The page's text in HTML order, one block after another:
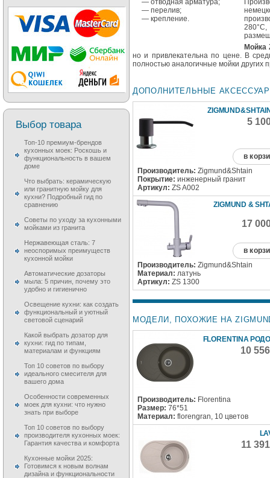
— перелив;
— крепление.
Мойка
но и привлекательна по цене. В
полностью аналогичные мойки других
ДОПОЛНИТЕЛЬНЫЕ
5
в
Производитель: Zigmund&Shtain
Покрытие: инженерный гранит
Артикул: ZS A002
ZIGMUND &
17
в
Производитель: Zigmund&Shtain
Материал: латунь
Артикул: ZS 1300
МОДЕЛИ, ПОХОЖИЕ НА ZIGMUND
FLORENTINA
10
Производитель: Florentina
Размер: 76*51
Материал: florengran, 10 цветов
11
Выбор товара
Топ-10 премиум-брендов
кухонных моек: Роскошь и
функциональность в вашем
доме
Что выбрать: керамическую
или гранитную мойку для
кухни? Подробный гид по
сравнению
Советы по уходу за кухонными
мойками из гранита
Нержавеющая сталь: 7
неоспоримых преимуществ
кухонной мойки
Автоматические дозаторы
мыла: 5 причин, почему это
удобно и гигиенично
Освещение кухни: как создать
функциональный и уютный
световой сценарий
Какой выбрать дозатор для
кухни: гид по типам,
материалам и функциям
Топ 10 советов по выбору
идеального смесителя для
вашего дома
Особенности современных
моек для кухни: что нужно
знать при выборе
Топ 10 советов по выбору
производителя кухонных моек:
Гарантия качества и комфорта
Кухонные мойки 2025:
Готовимся к новым волнам
дизайна и функциональности